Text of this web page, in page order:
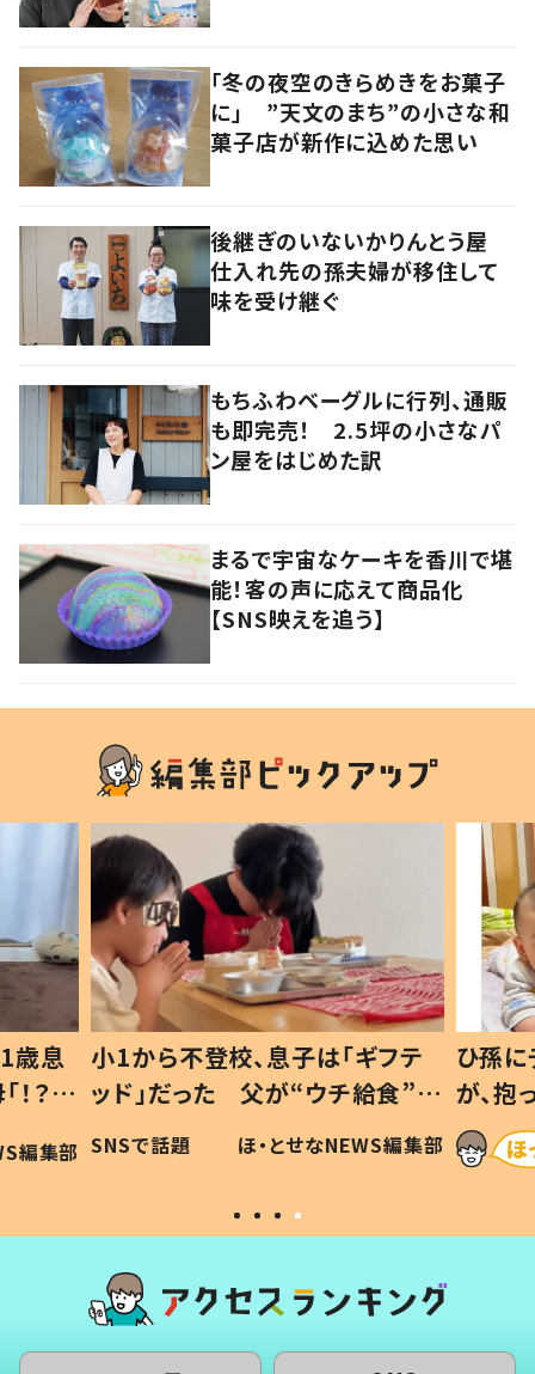
「冬の夜空のきらめきをお菓子
に」 ”天文のまち”の小さな和
菓子店が新作に込めた思い
後継ぎのいないかりんとう屋
仕入れ先の孫夫婦が移住して
味を受け継ぐ
もちふわベーグルに行列、通販
も即完売！ 2.5坪の小さなパ
ン屋をはじめた訳
まるで宇宙なケーキを香川で堪
能！客の声に応えて商品化
【SNS映えを追う】
歳息
？」
編集部
小1から不登校、息子は「ギフテ
ッド」だった 父が“ウチ給食”を
作り続ける理由とは #令和の親
#令和の子
SNSで話題 ほ・とせなNEWS編集部
ひ孫
が、
「涙が
い」